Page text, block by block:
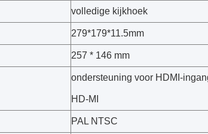
volledige kijkhoek
279*179*11.5mm
257 * 146 mm
ondersteuning voor HDMI-
HD-MI
PAL NTSC